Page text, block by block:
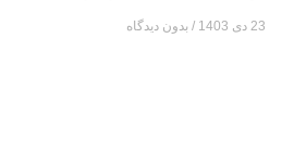
23 دی 1403 بدون دیدگاه